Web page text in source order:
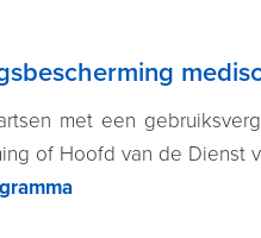
met een
of Hoofd van de Dienst